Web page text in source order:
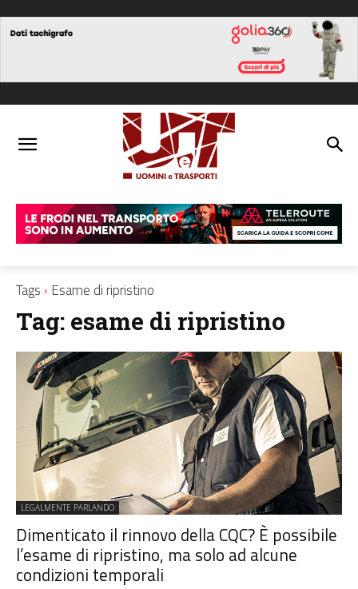
Tags Esame di ripristino
Tag: esame di ripristino
LEGALMENTE PARLANDO
Dimenticato il rinnovo della CQC? È possibile
l’esame di ripristino, ma solo ad alcune
condizioni temporali